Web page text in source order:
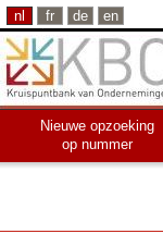
nl fr de en
Nieuwe opzoeking
op nummer